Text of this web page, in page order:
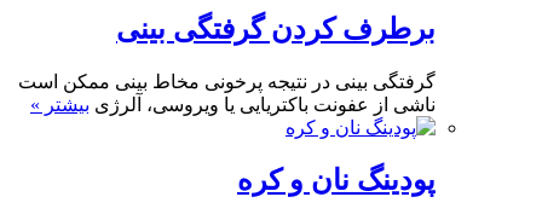
برطرف کردن گرفتگی بینی
گرفتگی بینی در نتیجه پرخونی مخاط بینی ممکن است
ناشی از عفونت باکتریایی یا ویروسی، آلرژی بیشتر »
پودینگ نان و کره